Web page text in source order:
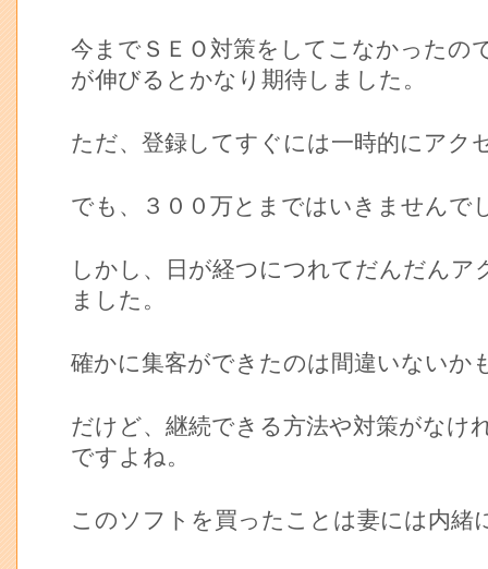
今までＳＥＯ対策をしてこなかったの
が伸びるとかなり期待しました。
ただ、登録してすぐには一時的にアク
でも、３００万とまではいきませんで
しかし、日が経つにつれてだんだんア
ました。
確かに集客ができたのは間違いないか
だけど、継続できる方法や対策がなけ
ですよね。
このソフトを買ったことは妻には内緒